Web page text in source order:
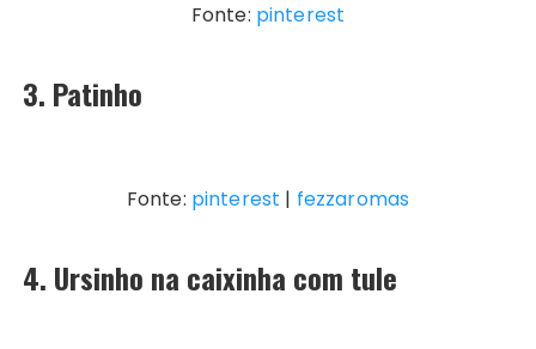
Fonte: pinterest
3. Patinho
Fonte: pinterest | fezzaromas
4. Ursinho na caixinha com tule